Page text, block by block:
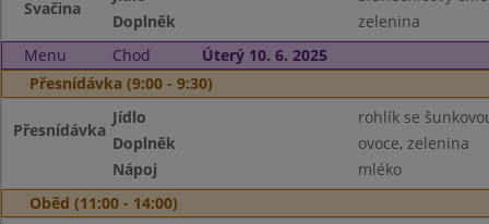
Svačina
Doplněk
zelenina
Menu
Chod
Úterý 10. 6. 2025
Přesnídávka (9:00 - 9:30)
Přesnídávka
Jídlo
rohlík se
Doplněk
ovoce, zelenina
Nápoj
mléko
Oběd (11:00 - 14:00)